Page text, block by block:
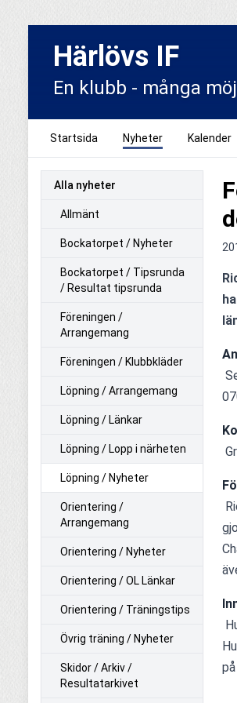
Härlövs IF
En klubb - många
Startsida Nyheter Kalender
Alla nyheter
Allmänt
Bockatorpet / Nyheter
Bockatorpet / Tipsrunda
/ Resultat tipsrunda
Föreningen /
Arrangemang
Föreningen / Klubbkläder
Löpning / Arrangemang
Löpning / Länkar
Löpning / Lopp i närheten
Löpning / Nyheter
Orientering /
Arrangemang
Orientering / Nyheter
Orientering / OL Länkar
Orientering / Träningstips
Övrig träning / Nyheter
Skidor / Arkiv /
Resultatarkivet